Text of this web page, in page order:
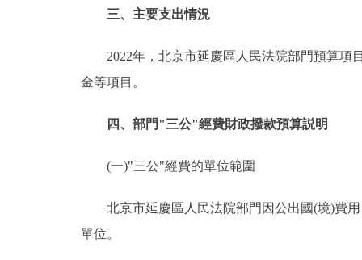
三、主要支出情況
2022年，北京市延慶區人民法院部門預算項
金等項目。
四、部門"三公"經費財政撥款預算説明
(一)"三公"經費的單位範圍
北京市延慶區人民法院部門因公出國(境)費用
單位。